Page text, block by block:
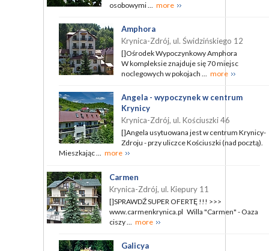
osobowymi ...
more
Amphora
Krynica-Zdrój, ul. Świdzińskiego 12
[]Ośrodek Wypoczynkowy Amphora
W kompleksie znajduje się 70 miejsc
noclegowych w pokojach ...
more
Angela - wypoczynek w centrum
Krynicy
Krynica-Zdrój, ul. Kościuszki 46
[]Angela usytuowana jest w centrum Krynicy-
Zdroju - przy uliczce Kościuszki (nad pocztą).
Mieszkając ...
more
Carmen
Krynica-Zdrój, ul. Kiepury 11
[]SPRAWDŹ SUPER OFERTĘ !!! >>>
www.carmenkrynica.pl Willa "Carmen" - Oaza
ciszy ...
more
Galicya